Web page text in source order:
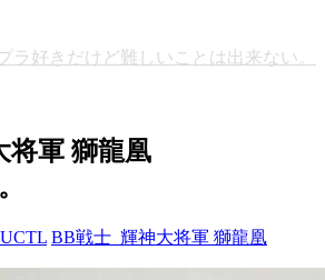
ラ好きだけど難しいことは出来ない。
将軍 獅龍凰
UCTL BB戦士_輝神大将軍 獅龍凰